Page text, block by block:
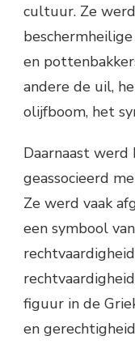
cultuur. Ze
en
andere de uil,
olijfboom, het
Daarnaast
geassocieerd
Ze werd vaak
een symbool
figuur in de
en